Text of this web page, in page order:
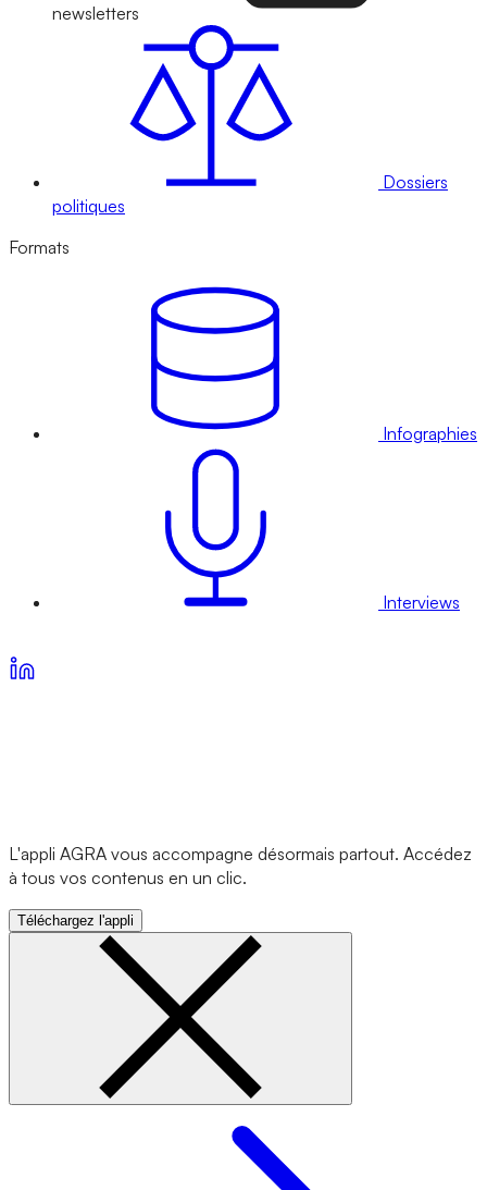
newsletters
Dossiers
politiques
Formats
Infographies
Interviews
L'appli AGRA vous accompagne désormais partout. Accédez
à tous vos contenus en un clic.
Téléchargez l'appli